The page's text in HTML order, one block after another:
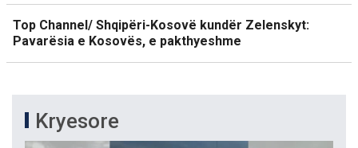
Top Channel/ Shqipëri-Kosovë kundër Zelenskyt:
Pavarësia e Kosovës, e pakthyeshme
Kryesore